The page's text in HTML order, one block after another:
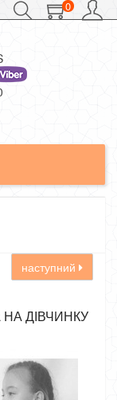
0
наступний
ДІВЧИНКУ